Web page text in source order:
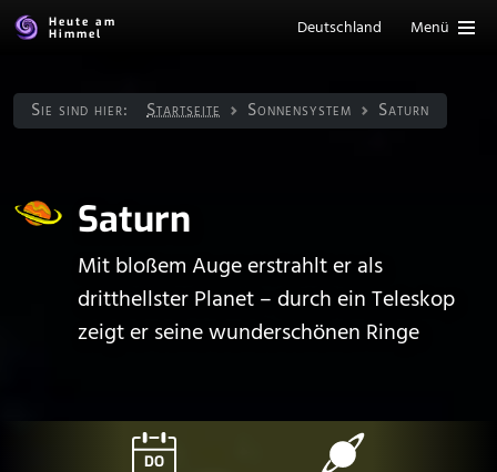
Heute am
Himmel
Deutschland Menü
Sie sind hier: Startseite Sonnen­system Saturn
Saturn
Mit bloßem Auge erstrahlt er als
dritthellster Planet – durch ein Teleskop
zeigt er seine wunderschönen Ringe
DO